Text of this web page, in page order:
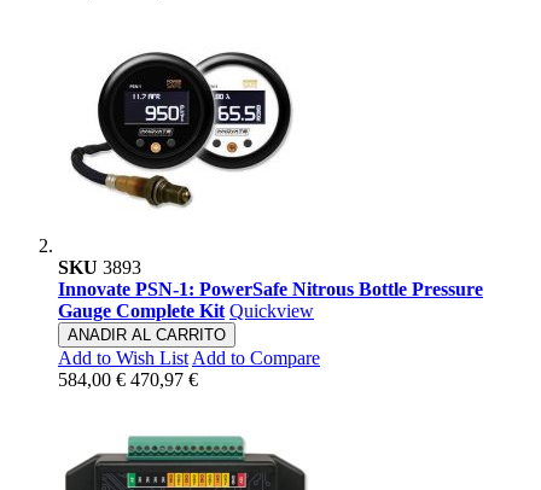
SKU 3893
Innovate PSN-1: PowerSafe Nitrous Bottle Pressure
Gauge Complete Kit Quickview
ANADIR AL CARRITO
Add to Wish List Add to Compare
584,00 € 470,97 €